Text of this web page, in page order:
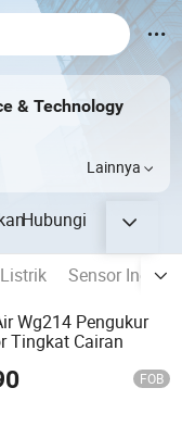
& Technology
Lainnya
Hubungi
Sensor Inersia
Wg214 Pengukur
Tingkat Cairan
FOB